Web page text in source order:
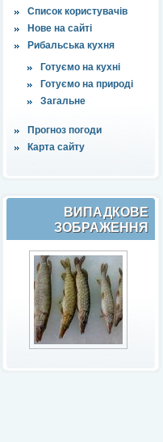
Список користувачів
Нове на сайті
Рибальська кухня
Готуємо на кухні
Готуємо на природі
Загальне
Прогноз погоди
Карта сайту
ВИПАДКОВЕ
ЗОБРАЖЕННЯ